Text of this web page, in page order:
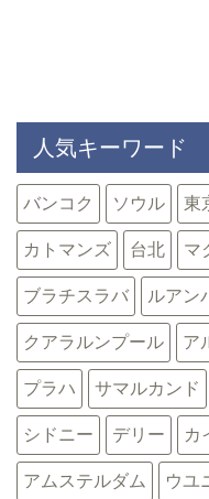
人気キーワード
バンコク ソウル 東
カトマンズ 台北 マ
ブラチスラバ ルアン
クアラルンプール ア
プラハ サマルカンド
シドニー デリー カ
アムステルダム ウユ